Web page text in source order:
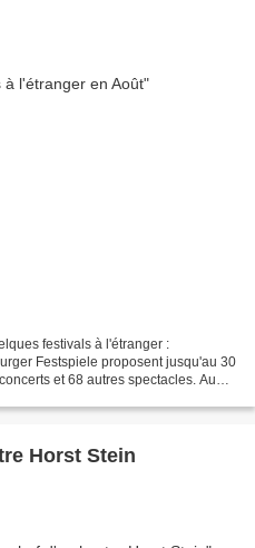
festivals à l'étranger :
Festspiele proposent jusqu'au 30
et 68 autres spectacles. Au
Horst Stein